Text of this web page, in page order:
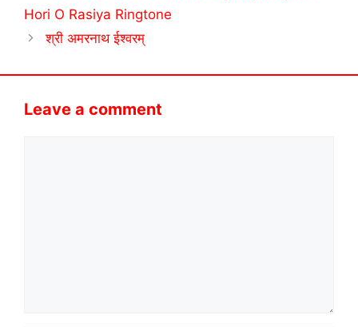
Hori O Rasiya Ringtone
श्री अमरनाथ ईश्वरम्
Leave a comment